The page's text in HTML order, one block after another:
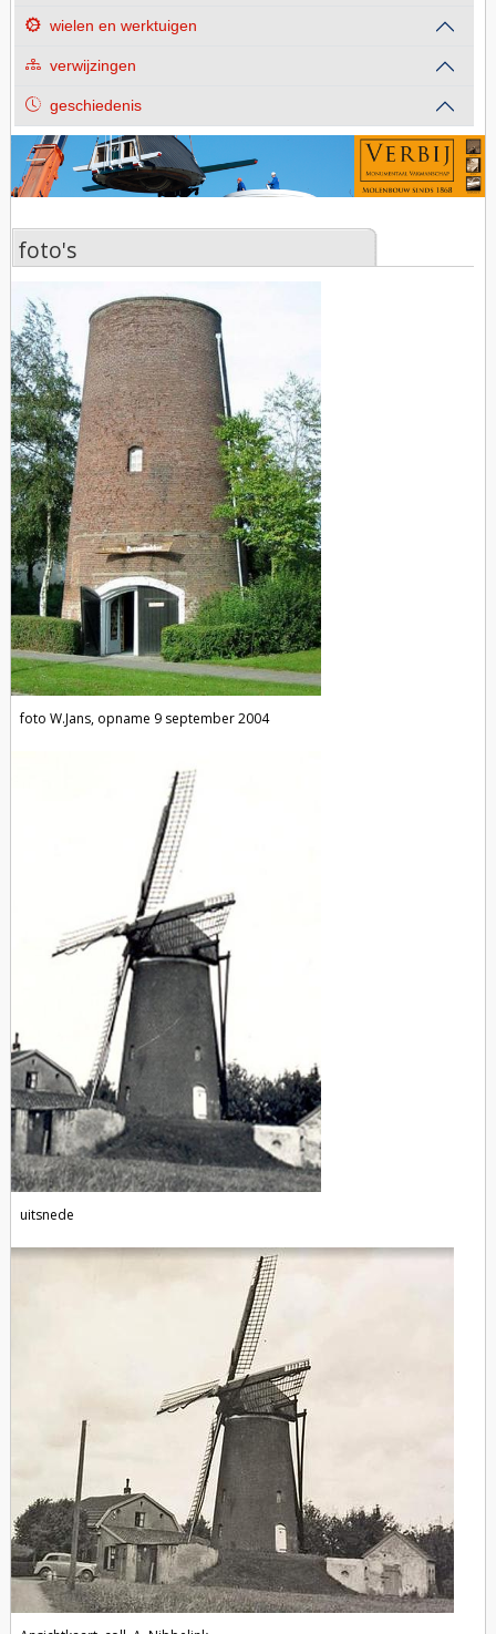
wielen en werktuigen
verwijzingen
geschiedenis
foto's
foto's
foto W.Jans, opname 9 september 2004
uitsnede